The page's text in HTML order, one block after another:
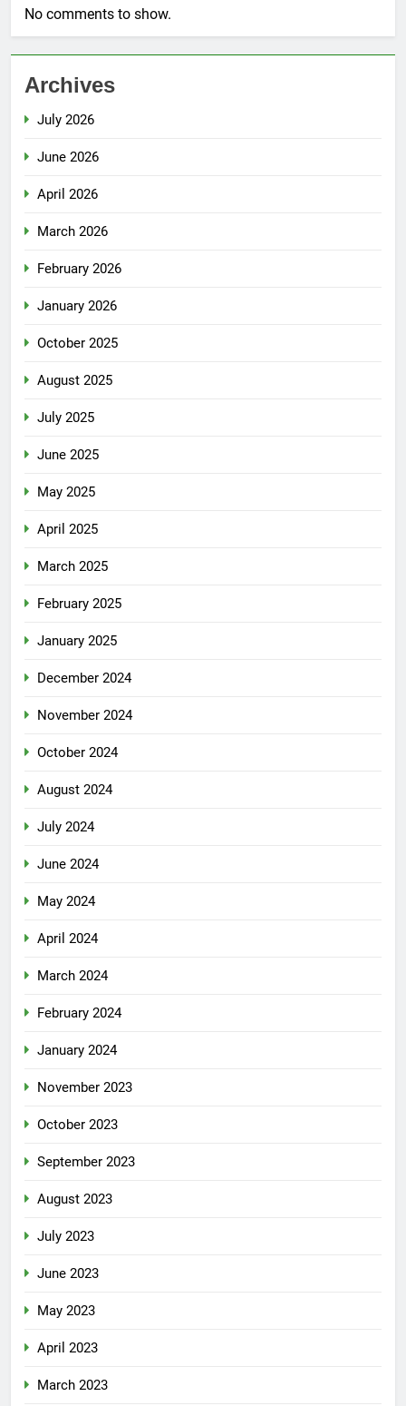
No comments to show.
Archives
July 2026
June 2026
April 2026
March 2026
February 2026
January 2026
October 2025
August 2025
July 2025
June 2025
May 2025
April 2025
March 2025
February 2025
January 2025
December 2024
November 2024
October 2024
August 2024
July 2024
June 2024
May 2024
April 2024
March 2024
February 2024
January 2024
November 2023
October 2023
September 2023
August 2023
July 2023
June 2023
May 2023
April 2023
March 2023